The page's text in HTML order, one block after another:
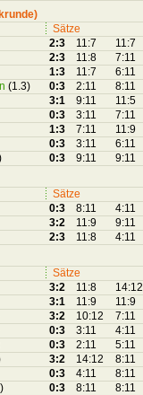
Sätze
2:3 11:7 11:7
2:3 11:8 7:11
1:3 11:7 6:11
(1.3) 0:3 2:11 8:11
3:1 9:11 11:5
0:3 3:11 7:11
1:3 7:11 11:9
0:3 3:11 6:11
0:3 9:11 9:11
Sätze
0:3 8:11 4:11
3:2 11:9 9:11
2:3 11:8 4:11
Sätze
3:2 11:8 14:12
3:1 11:9 11:9
3:2 10:12 7:11
0:3 3:11 4:11
0:3 2:11 5:11
3:2 14:12 8:11
0:3 4:11 8:11
0:3 8:11 8:11